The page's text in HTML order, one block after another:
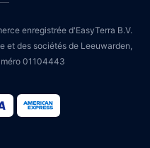
enregistrée d'EasyTerra B.V.
et des sociétés de Leeuwarden,
01104443